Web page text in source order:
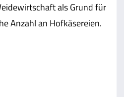
als Grund für
Anzahl an Hofkäsereien.